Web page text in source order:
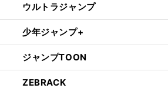
ウルトラジャンプ
少年ジャンプ+
ジャンプTOON
ZEBRACK